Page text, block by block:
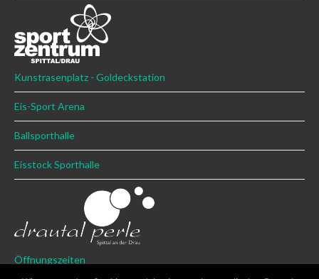
Kunstrasenplatz - Goldeckstation
Eis-Sport Arena
Ballsporthalle
Eisstock Sporthalle
Öffnungszeiten